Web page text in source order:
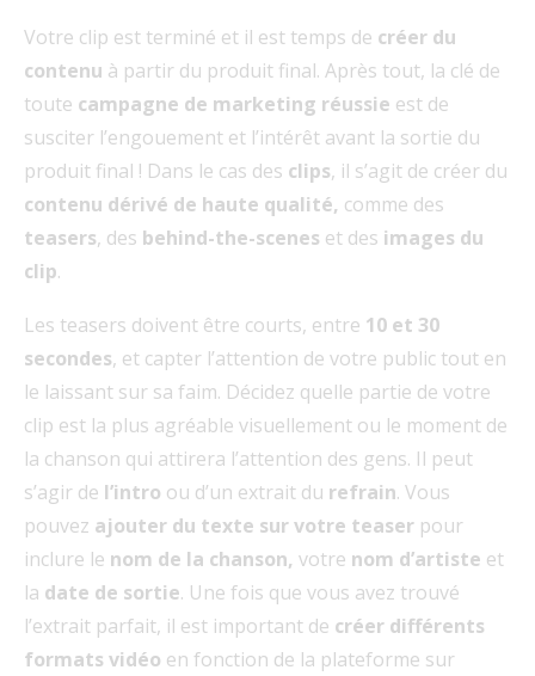
Votre clip est terminé et il est temps de créer du
contenu à partir du produit final. Après tout, la clé de
toute campagne de marketing réussie est de
susciter l’engouement et l’intérêt avant la sortie du
produit final ! Dans le cas des clips, il s’agit de créer du
contenu dérivé de haute qualité, comme des
teasers, des behind-the-scenes et des images du
clip.
Les teasers doivent être courts, entre 10 et 30
secondes, et capter l’attention de votre public tout en
le laissant sur sa faim. Décidez quelle partie de votre
clip est la plus agréable visuellement ou le moment de
la chanson qui attirera l’attention des gens. Il peut
s’agir de l’intro ou d’un extrait du refrain. Vous
pouvez ajouter du texte sur votre teaser pour
inclure le nom de la chanson, votre nom d’artiste et
la date de sortie. Une fois que vous avez trouvé
l’extrait parfait, il est important de créer différents
formats vidéo en fonction de la plateforme sur